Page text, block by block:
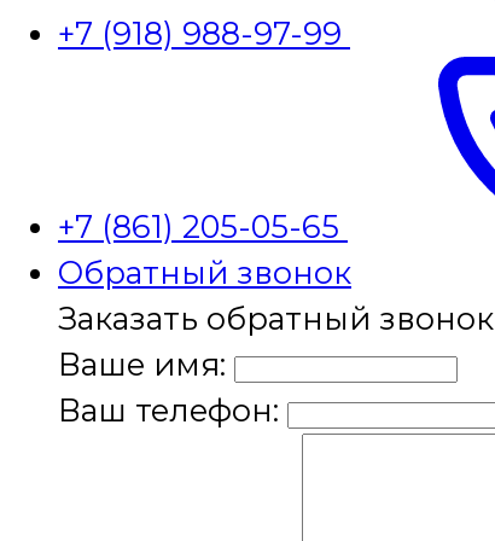
+7 (918) 988-97-99
+7 (861) 205-05-65
Обратный звонок
Заказать обратный звонок
Ваше имя:
Ваш телефон: